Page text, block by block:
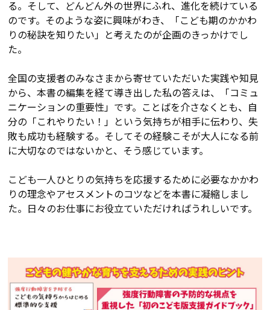
る。そして、どんどん外の世界にふれ、進化を続けている
のです。そのような姿に興味がわき、「こども期のかかわ
りの秘訣を知りたい」と考えたのが企画のきっかけでし
た。
全国の支援者のみなさまから寄せていただいた実践や知見
から、本書の編集を経て導き出した私の答えは、「コミュ
ニケーションの重要性」です。ことばを介さなくとも、自
分の「これやりたい！」という気持ちが相手に伝わり、失
敗も成功も経験する。そしてその経験こそが大人になる前
に大切なのではないかと、そう感じています。
こども一人ひとりの気持ちを応援するために必要なかかわ
りの理念やアセスメントのコツなどを本書に凝縮しまし
た。日々のお仕事にお役立ていただければうれしいです。